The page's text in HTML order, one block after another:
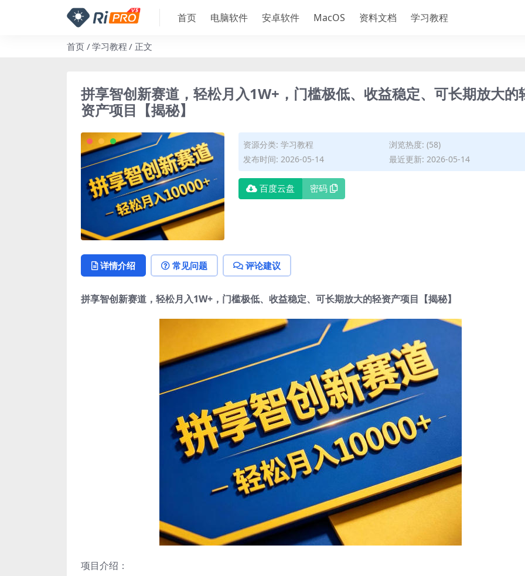
首页 电脑软件 安卓软件 MacOS 资料文档 学习教程
首页 学习教程 正文
拼享智创新赛道，轻松月入1W+，门槛极低、收益稳定、可长期放大的
资产项目【揭秘】
资源分类: 学习教程
浏览热度: (58)
发布时间: 2026-05-14
最近更新: 2026-05-14
百度云盘 密码
详情介绍 常见问题 评论建议
拼享智创新赛道，轻松月入1W+，门槛极低、收益稳定、可长期放大的轻资产项目【揭秘】
项目介绍：